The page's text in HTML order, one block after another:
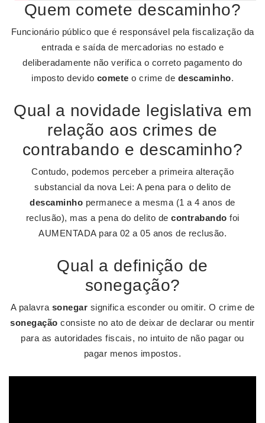
Quem comete descaminho?
Funcionário público que é responsável pela fiscalização da
entrada e saída de mercadorias no estado e
deliberadamente não verifica o correto pagamento do
imposto devido comete o crime de descaminho.
Qual a novidade legislativa em
relação aos crimes de
contrabando e descaminho?
Contudo, podemos perceber a primeira alteração
substancial da nova Lei: A pena para o delito de
descaminho permanece a mesma (1 a 4 anos de
reclusão), mas a pena do delito de contrabando foi
AUMENTADA para 02 a 05 anos de reclusão.
Qual a definição de
sonegação?
A palavra sonegar significa esconder ou omitir. O crime de
sonegação consiste no ato de deixar de declarar ou mentir
para as autoridades fiscais, no intuito de não pagar ou
pagar menos impostos.